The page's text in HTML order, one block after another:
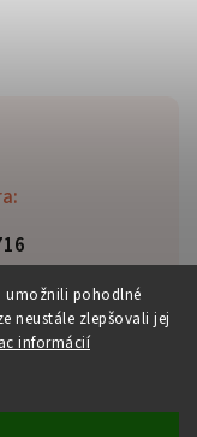
umožnili pohodlné
neustále zlepšovali jej
informácií